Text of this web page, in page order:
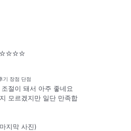
기 장점 단점
절이 돼서 아주 좋네요
모르겠지만 일단 만족합
지막 사진)